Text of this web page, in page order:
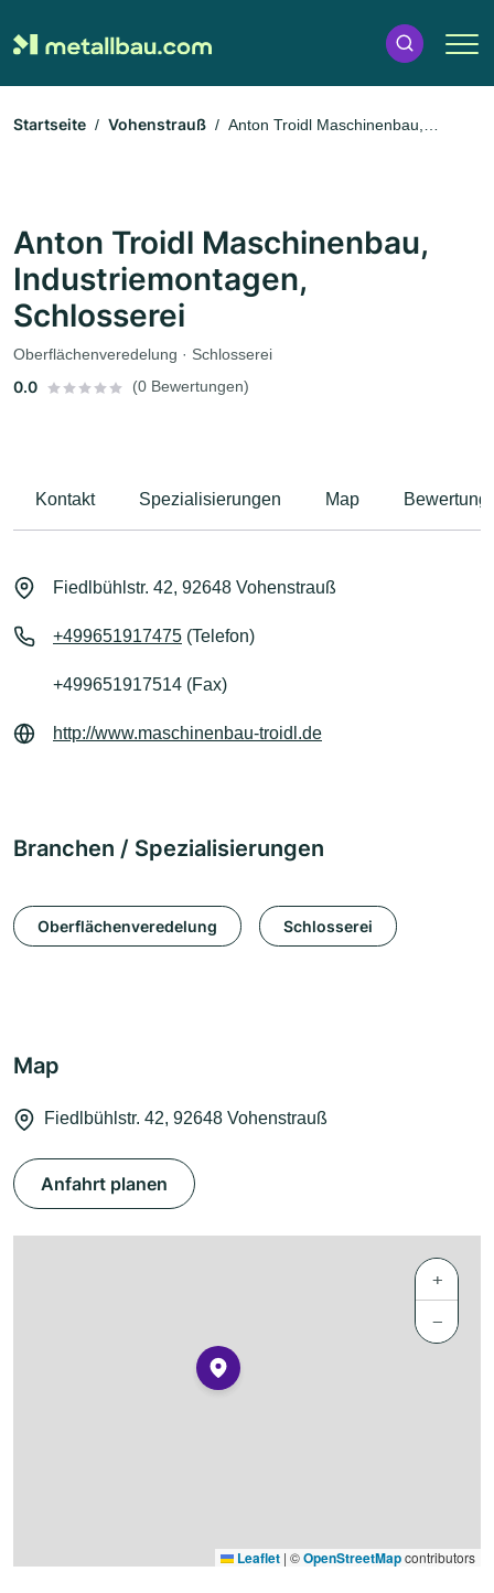
Startseite Vohenstrauß
Anton Troidl Maschinenbau,
Anton Troidl Maschinenbau,
Industriemontagen,
Schlosserei
Oberflächenveredelung · Schlosserei
0.0 (0 Bewertungen)
Kontakt Spezialisierungen Map
Fiedlbühlstr. 42, 92648 Vohenstrauß
+499651917475 (Telefon)
+499651917514 (Fax)
http://www.maschinenbau-troidl.de
Branchen / Spezialisierungen
Oberflächenveredelung Schlosserei
Map
Fiedlbühlstr. 42, 92648 Vohenstrauß
Anfahrt planen
+
−
Leaflet | ©OpenStreetMapcontributors